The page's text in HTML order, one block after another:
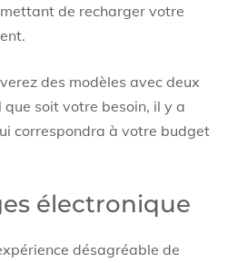
de recharger votre
des modèles avec deux
soit votre besoin, il y a
correspondra à votre budget
électronique
désagréable de